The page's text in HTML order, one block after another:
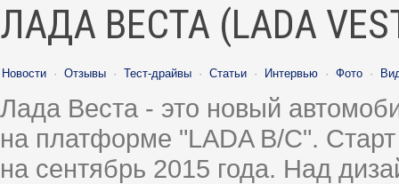
ЛАДА ВЕСТА (LADA
Новости · Отзывы · Тест-драйвы · Статьи · Интервью · Фото ·
Лада Веста - это новый
на платформе "LADA B/C".
на сентябрь 2015 года. Над